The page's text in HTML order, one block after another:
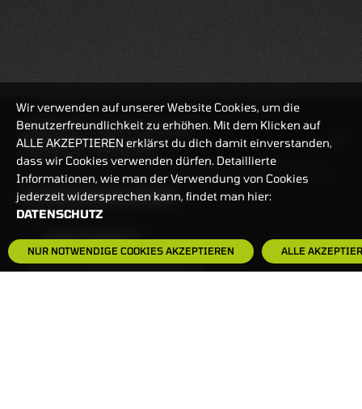
BANKEINSTELLUNGEN
HÄUFIG GESUCHT:
HANDELSZEIT
MO-FR: 7:30-23 UHR
ZERTIFIKATE
8:00-22 UHR
Wir verwenden auf unserer Website Cookies, um die
Benutzerfreundlichkeit zu erhöhen. Mit dem Klicken auf
ALLE AKZEPTIEREN erklärst du dich damit einverstanden,
dass wir Cookies verwenden dürfen. Detaillierte
Informationen, wie man der Verwendung von Cookies
jederzeit widersprechen kann, findet man hier:
DATENSCHUTZ
NUR NOTWENDIGE COOKIES AKZEPTIEREN ALLE